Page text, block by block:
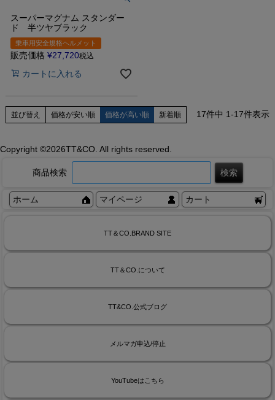
スーパーマグナム スタンダー
ド 半ツヤブラック
乗車用安全規格ヘルメット
販売価格 ¥27,720税込
カートに入れる
並び替え 価格が安い順 価格が高い順 新着順 17件中 1-17件表示
Copyright ©2026TT&CO. All rights reserved.
商品検索
ホーム マイページ カート
TT＆CO.BRAND SITE
TT＆CO.について
TT&CO.公式ブログ
メルマガ申込/停止
YouTubeはこちら